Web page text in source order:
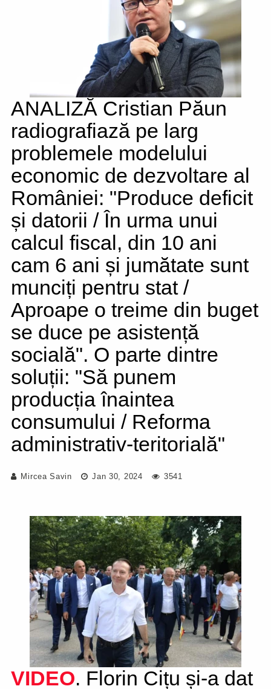
ANALIZĂ Cristian Păun
radiografiază pe larg
problemele modelului
economic de dezvoltare al
României: "Produce deficit
și datorii / În urma unui
calcul fiscal, din 10 ani
cam 6 ani și jumătate sunt
munciți pentru stat /
Aproape o treime din buget
se duce pe asistență
socială". O parte dintre
soluții: "Să punem
producția înaintea
consumului / Reforma
administrativ-teritorială"
Mircea Savin Jan 30, 2024 3541
VIDEO. Florin Cițu și-a dat